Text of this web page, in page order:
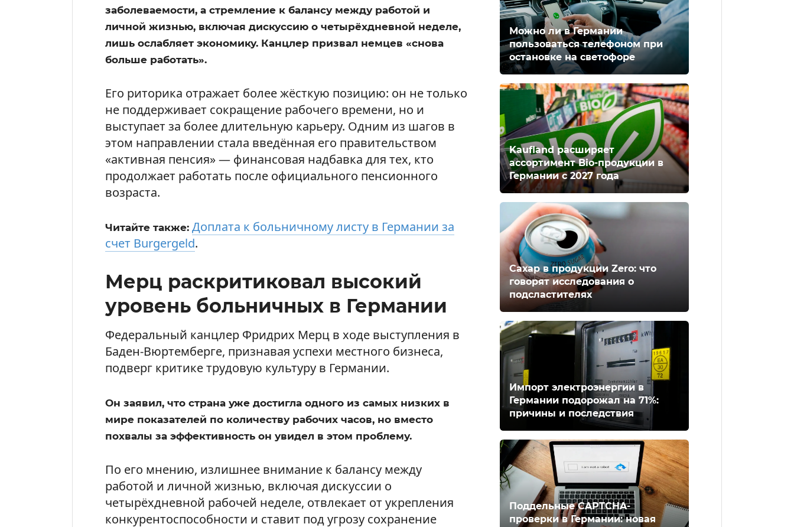
заболеваемости, а стремление к балансу между работой и
личной жизнью, включая дискуссию о четырёхдневной неделе,
лишь ослабляет экономику. Канцлер призвал немцев «снова
больше работать».
Его риторика отражает более жёсткую позицию: он не только
не поддерживает сокращение рабочего времени, но и
выступает за более длительную карьеру. Одним из шагов в
этом направлении стала введённая его правительством
«активная пенсия» — финансовая надбавка для тех, кто
продолжает работать после официального пенсионного
возраста.
Читайте также: Доплата к больничному листу в Германии за
счет Burgergeld.
Мерц раскритиковал высокий
уровень больничных в Германии
Федеральный канцлер Фридрих Мерц в ходе выступления в
Баден-Вюртемберге, признавая успехи местного бизнеса,
подверг критике трудовую культуру в Германии.
Он заявил, что страна уже достигла одного из самых низких в
мире показателей по количеству рабочих часов, но вместо
похвалы за эффективность он увидел в этом проблему.
По его мнению, излишнее внимание к балансу между
работой и личной жизнью, включая дискуссии о
четырёхдневной рабочей неделе, отвлекает от укрепления
конкурентоспособности и ставит под угрозу сохранение
Можно ли в Германии
пользоваться телефоном при
остановке на светофоре
Kaufland расширяет
ассортимент Bio-продукции в
Германии с 2027 года
Сахар в продукции Zero: что
говорят исследования о
подсластителях
Импорт электроэнергии в
Германии подорожал на 71%:
причины и последствия
Поддельные CAPTCHA-
проверки в Германии: новая